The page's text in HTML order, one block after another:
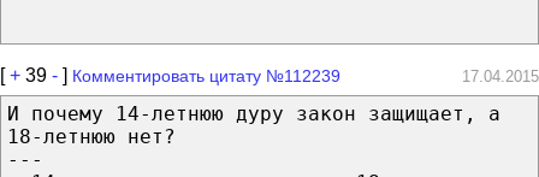
[+ 39 - ] Комментировать цитату №112239 17.04.2015
И почему 14-летнюю дуру закон защищает, а
18-летнюю нет?
---